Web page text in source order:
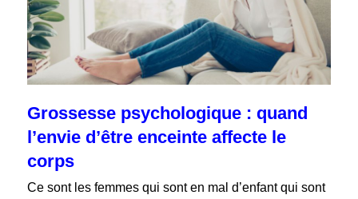
Grossesse psychologique : quand
l’envie d’être enceinte affecte le
corps
Ce sont les femmes qui sont en mal d’enfant qui sont